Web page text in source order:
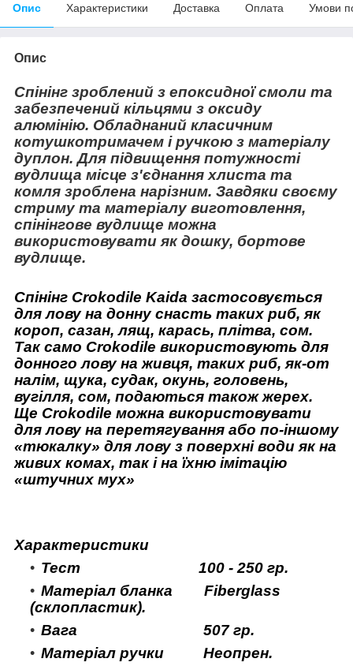
Опис Характеристики Доставка Оплата Умови
Опис
Спінінг зроблений з епоксидної смоли та
забезпечений кільцями з оксиду
алюмінію. Обладнаний класичним
котушкотримачем і ручкою з матеріалу
дуплон. Для підвищення потужності
вудлища місце з'єднання хлиста та
комля зроблена нарізним. Завдяки своєму
стриму та матеріалу виготовлення,
спінінгове вудлище можна
використовувати як дошку, бортове
вудлище.
Спінінг Crokodile Kaida застосовується
для лову на донну снасть таких риб, як
короп, сазан, лящ, карась, плітва, сом.
Так само Crokodile використовують для
донного лову на живця, таких риб, як-от
налім, щука, судак, окунь, головень,
вугілля, сом, подаються також жерех.
Ще Crokodile можна використовувати
для лову на перетягування або по-іншому
«тюкалку» для лову з поверхні води як на
живих комах, так і на їхню імітацію
«штучних мух»
Характеристики
Тест 100 - 250 гр.
Матеріал бланка Fiberglass
(склопластик).
Вага 507 гр.
Матеріал ручки Неопрен.